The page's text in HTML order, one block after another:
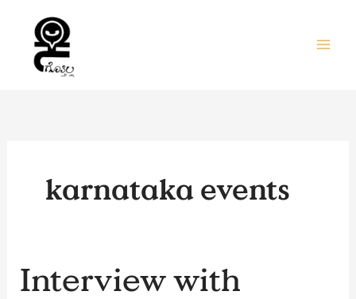
content
karnataka events
Interview with
Interview
with